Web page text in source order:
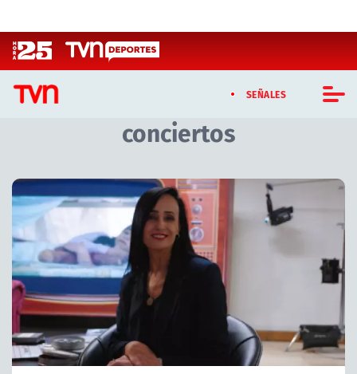
SEÑALES
CASTING MASTERCHEF CHILE
CASTING TVN VERTICAL
TVN VERTICAL
TVN PLAY
PROGRAMAS
TELESERIES
conciertos
Artículos relacionados con conciertos